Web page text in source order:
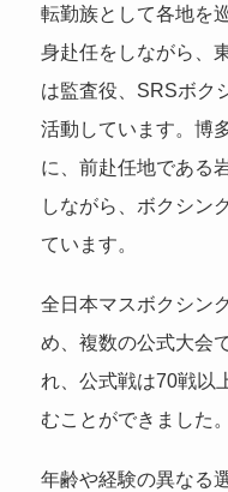
転勤族として各地を
身赴任をしながら、
は監査役、SRSボク
活動しています。博
に、前赴任地である
しながら、ボクシン
ています。
全日本マスボクシン
め、複数の公式大会
れ、公式戦は70戦以
むことができました。
年齢や経験の異なる